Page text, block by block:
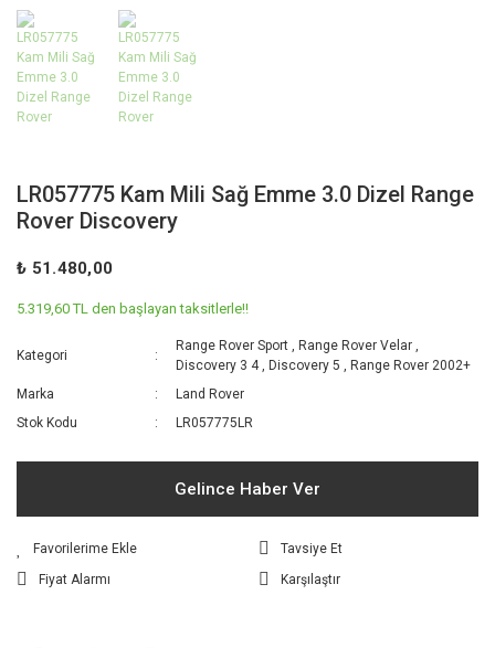
LR057775 Kam Mili Sağ Emme 3.0 Dizel Range
Rover Discovery
₺ 51.480,00
5.319,60 TL den başlayan taksitlerle!!
Kategori
Range Rover Sport ,Range Rover Velar
Discovery 3 4
,Discovery 5 ,Range Rover 2002+
Marka
Land Rover
Stok Kodu
LR057775LR
Gelince Haber Ver
Tavsiye Et
Fiyat Alarmı
Karşılaştır